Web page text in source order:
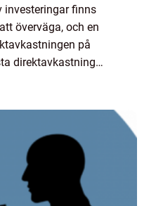
investeringar finns
överväga, och en
på
direktavkastning